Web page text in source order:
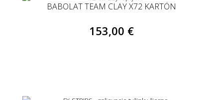
BABOLAT TEAM CLAY X72 KARTÓN
153,00 €